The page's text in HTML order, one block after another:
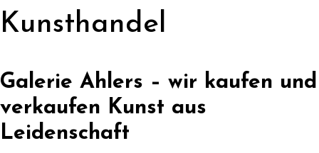
Kunsthandel
Galerie Ahlers – wir kaufen und
verkaufen Kunst aus
Leidenschaft